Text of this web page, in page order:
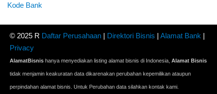
Kode Bank
© 2025 R Daftar Perusahaan | Direktori Bisnis | Alamat Bank |
Privacy
AlamatBisnis hanya menyediakan listing alamat bisnis di Indonesia, Alamat Bisnis
tidak menjamin keakuratan data dikarenakan perubahan kepemilikan ataupun
perpindahan alamat bisnis. Untuk Perubahan data silahkan kontak kami.